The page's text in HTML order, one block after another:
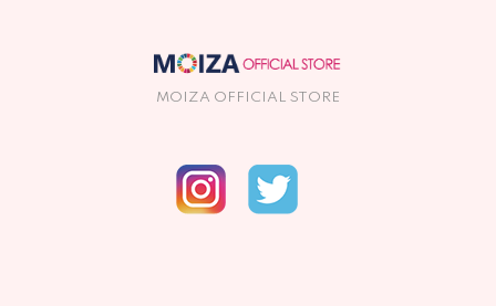
MOIZA OFFICIAL STORE